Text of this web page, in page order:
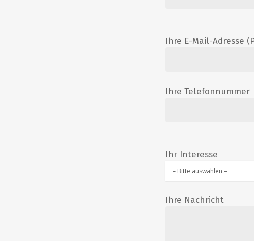
Ihre E-Mail-Adresse
Ihre Telefonnummer
Ihr Interesse
Ihre Nachricht